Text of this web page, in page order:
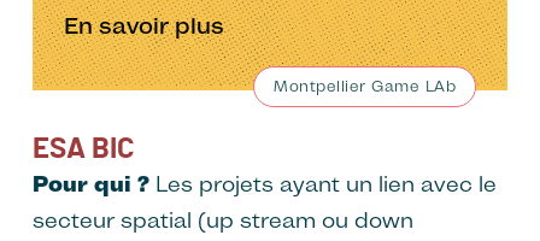
En savoir plus
Montpellier Game LAb
ESA BIC
Pour qui ? Les projets ayant un lien avec le
secteur spatial (up stream ou down